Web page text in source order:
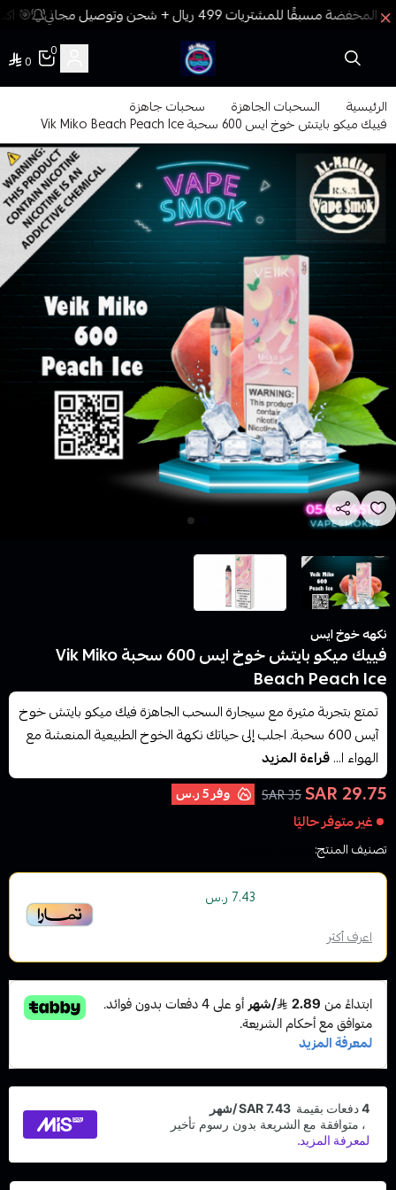
🎯
فيب المدينة
0
0
الرئيسية السحبات الجاهزة سحبات جاهزة
فييك ميكو بايتش خوخ ايس 600 سحبة Vik Miko Beach Peach Ice
نكهه خوخ ايس
فييك ميكو بايتش خوخ ايس 600 سحبة Vik Miko
Beach Peach Ice
تمتع بتجربة مثيرة مع سيجارة السحب الجاهزة فيك ميكو بايتش خوخ
آيس 600 سحبة. اجلب إلى حياتك نكهة الخوخ الطبيعية المنعشة مع
الهواء ا...قراءة المزيد
29.75 SAR
35 SAR وفر5 ر.س
غير متوفر حاليًا
تصنيف المنتج:
7.43 ر.س
اعرف أكثر